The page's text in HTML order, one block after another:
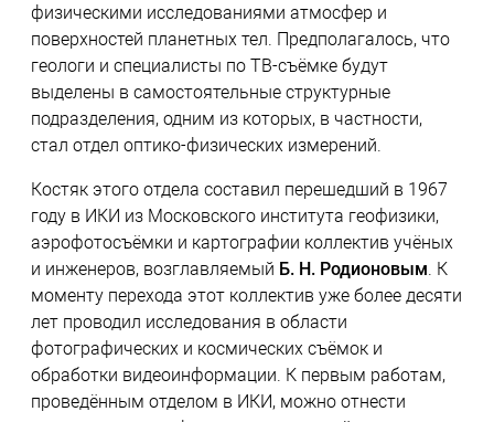
физическими исследованиями атмосфер и
поверхностей планетных тел. Предполагалось, что
геологи и специалисты по ТВ-съёмке будут
выделены в самостоятельные структурные
подразделения, одним из которых, в частности,
стал отдел оптико-физических измерений.
Костяк этого отдела составил перешедший в 1967
году в ИКИ из Московского института геофизики,
аэрофотосъёмки и картографии коллектив учёных
и инженеров, возглавляемый Б. Н. Родионовым. К
моменту перехода этот коллектив уже более десяти
лет проводил исследования в области
фотографических и космических съёмок и
обработки видеоинформации. К первым работам,
проведённым отделом в ИКИ, можно отнести